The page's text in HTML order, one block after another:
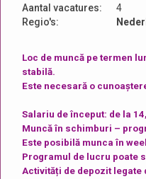
Aantal vacatures:
4
Regio's:
Loc de muncă pe termen
stabilă.
Este necesară o
Salariu de început: de la
Muncă în schimburi –
Este posibilă munca în
Programul de lucru poate
Activități de depozit